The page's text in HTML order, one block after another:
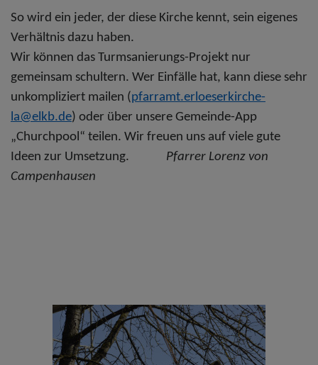
So wird ein jeder, der diese Kirche kennt, sein eigenes
Verhältnis dazu haben.
Wir können das Turmsanierungs-Projekt nur
gemeinsam schultern. Wer Einfälle hat, kann diese sehr
unkompliziert mailen (pfarramt.erloeserkirche-
la@elkb.de) oder über unsere Gemeinde-App
„Churchpool“ teilen. Wir freuen uns auf viele gute
Ideen zur Umsetzung. Pfarrer Lorenz von
Campenhausen